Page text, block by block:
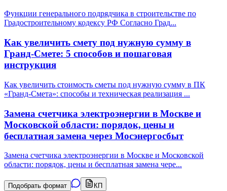
Функции генерального подрядчика в строительстве по
Градостроительному кодексу РФ Согласно Град...
Как увеличить смету под нужную сумму в
Гранд-Смете: 5 способов и пошаговая
инструкция
Как увеличить стоимость сметы под нужную сумму в ПК
«Гранд-Смета»: способы и техническая реализация ...
Замена счетчика электроэнергии в Москве и
Московской области: порядок, цены и
бесплатная замена через Мосэнергосбыт
Замена счетчика электроэнергии в Москве и Московской
области: порядок, цены и бесплатная замена чере...
Подобрать формат КП